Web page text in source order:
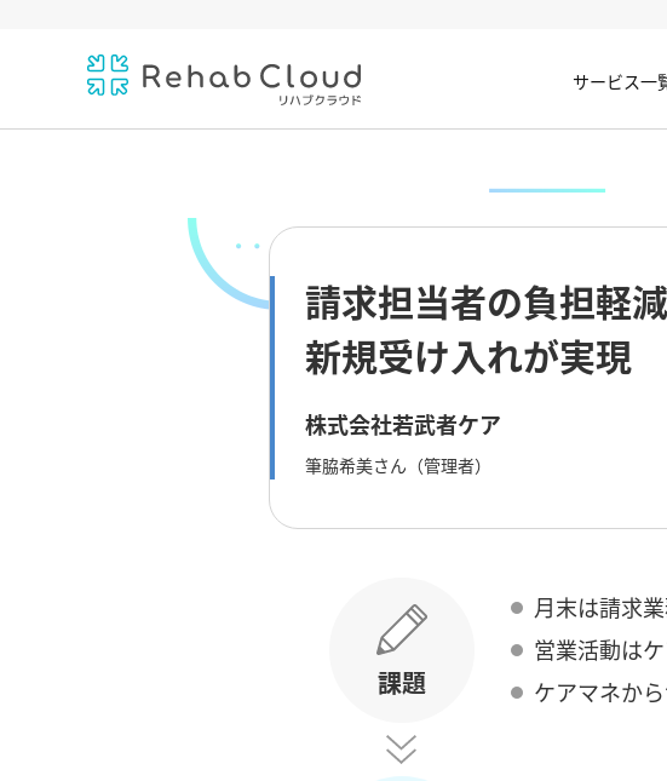
サービス一
請求担当者の負担軽
新規受け入れが実現
株式会社若武者ケア
筆脇希美さん（管理者）
課題
月末は請求
営業活動は
ケアマネか